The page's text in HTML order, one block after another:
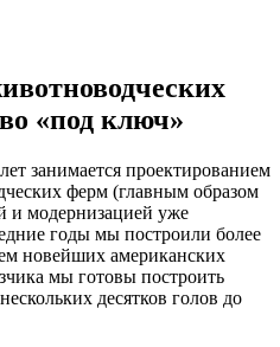
«под ключ»
занимается проектированием
ферм (главным образом
и модернизацией уже
годы мы построили более
новейших американских
мы готовы построить
десятков голов до